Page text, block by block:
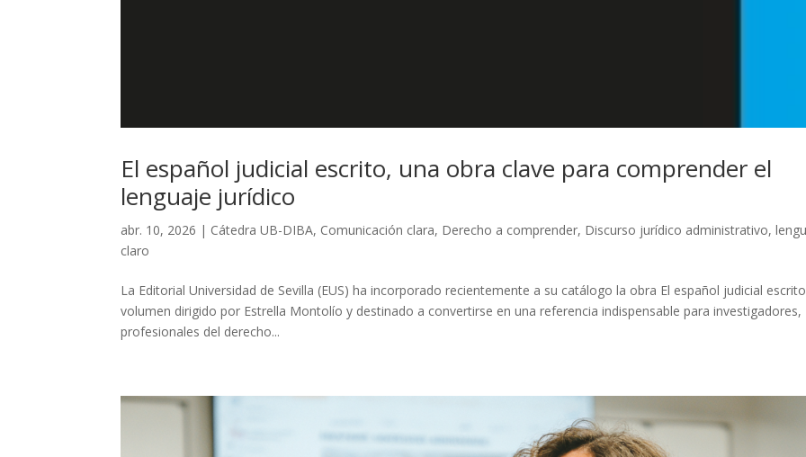
El español judicial escrito, una obra clave para comprender el
lenguaje jurídico
abr. 10, 2026 | Cátedra UB-DIBA, Comunicación clara, Derecho a comprender, Discurso jurídico administrativo,
claro
La Editorial Universidad de Sevilla (EUS) ha incorporado recientemente a su catálogo la obra El español judicial
volumen dirigido por Estrella Montolío y destinado a convertirse en una referencia indispensable para investigadores,
profesionales del derecho...